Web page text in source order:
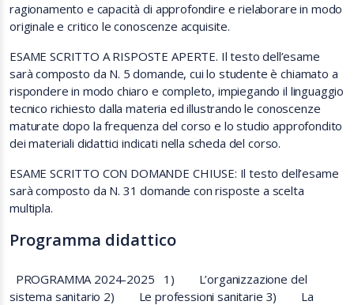
ragionamento e capacità di approfondire e rielaborare in modo
originale e critico le conoscenze acquisite.
ESAME SCRITTO A RISPOSTE APERTE. Il testo dell’esame
sarà composto da N. 5 domande, cui lo studente è chiamato a
rispondere in modo chiaro e completo, impiegando il linguaggio
tecnico richiesto dalla materia ed illustrando le conoscenze
maturate dopo la frequenza del corso e lo studio approfondito
dei materiali didattici indicati nella scheda del corso.
ESAME SCRITTO CON DOMANDE CHIUSE: Il testo dell’esame
sarà composto da N. 31 domande con risposte a scelta
multipla.
Programma didattico
PROGRAMMA 2024-2025 1) L’organizzazione del
sistema sanitario 2) Le professioni sanitarie 3) La